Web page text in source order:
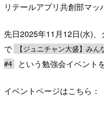
リテールアプリ共創部マッ
先日2025年11月12日(水)
で
【ジュニチャン大盛】みん
#4
という勉強会イベント
イベントページはこちら：